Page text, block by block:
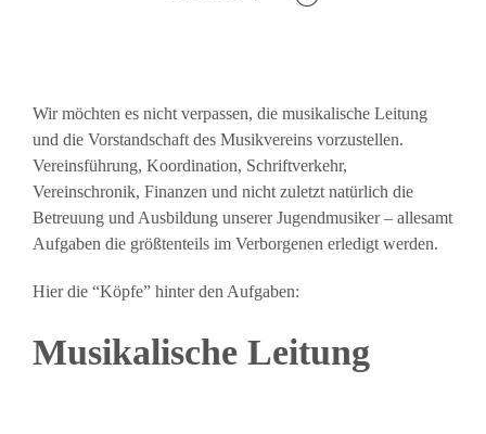
Wir möchten es nicht verpassen, die musikalische Leitung
und die Vorstandschaft des Musikvereins vorzustellen.
Vereinsführung, Koordination, Schriftverkehr,
Vereinschronik, Finanzen und nicht zuletzt natürlich die
Betreuung und Ausbildung unserer Jugendmusiker – allesamt
Aufgaben die größtenteils im Verborgenen erledigt werden.
Hier die “Köpfe” hinter den Aufgaben:
Musikalische Leitung